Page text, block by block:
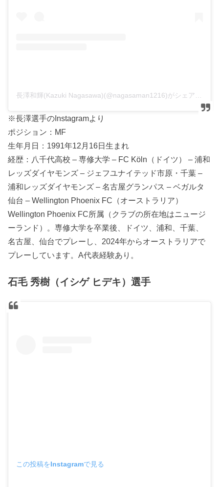
長澤和輝(Kazuki Nagasawa)(@nagasaman1216)がシェアした投稿
※長澤選手のInstagramより
ポジション：MF
生年月日：1991年12月16日生まれ
経歴：八千代高校 – 専修大学 – FC Köln（ドイツ） – 浦和
レッズダイヤモンズ – ジェフユナイテッド市原・千葉 –
浦和レッズダイヤモンズ – 名古屋グランパス – ベガルタ
仙台 – Wellington Phoenix FC（オーストラリア）
Wellington Phoenix FC所属（クラブの所在地はニュージ
ーランド）。専修大学を卒業後、ドイツ、浦和、千葉、
名古屋、仙台でプレーし、2024年からオーストラリアで
プレーしています。A代表経験あり。
石毛 秀樹（イシゲ ヒデキ）選手
この投稿をInstagramで見る